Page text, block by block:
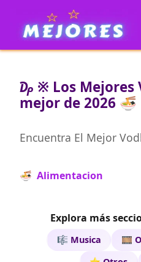
₯ ※ Los Mejores
mejor de 2026 🍜
Encuentra El Mejor
🍜 Alimentacion
Explora más
🎼 Musica
🎞️